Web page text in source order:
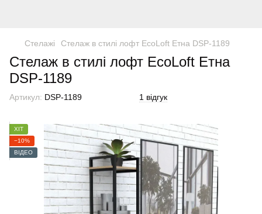
Стелажі Стелаж в стилі лофт EcoLoft Етна DSP-1189
Стелаж в стилі лофт EcoLoft Етна
DSP-1189
Артикул: DSP-1189 1 відгук
ХІТ
−10%
ВІДЕО